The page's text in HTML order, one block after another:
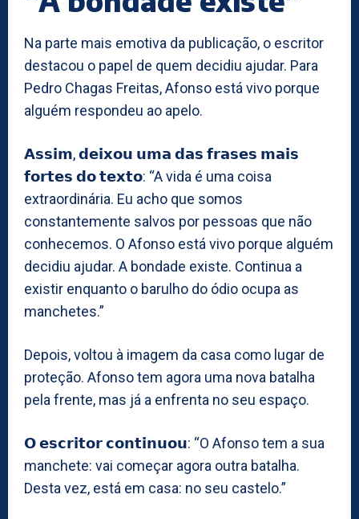
Na parte mais emotiva da publicação, o escritor
destacou o papel de quem decidiu ajudar. Para
Pedro Chagas Freitas, Afonso está vivo porque
alguém respondeu ao apelo.
𝗔𝘀𝘀𝗶𝗺, 𝗱𝗲𝗶𝘅𝗼𝘂 𝘂𝗺𝗮 𝗱𝗮𝘀 𝗳𝗿𝗮𝘀𝗲𝘀 𝗺𝗮𝗶𝘀
𝗳𝗼𝗿𝘁𝗲𝘀 𝗱𝗼 𝘁𝗲𝘅𝘁𝗼: “A vida é uma coisa
extraordinária. Eu acho que somos
constantemente salvos por pessoas que não
conhecemos. O Afonso está vivo porque alguém
decidiu ajudar. A bondade existe. Continua a
existir enquanto o barulho do ódio ocupa as
manchetes.”
Depois, voltou à imagem da casa como lugar de
proteção. Afonso tem agora uma nova batalha
pela frente, mas já a enfrenta no seu espaço.
𝗢 𝗲𝘀𝗰𝗿𝗶𝘁𝗼𝗿 𝗰𝗼𝗻𝘁𝗶𝗻𝘂𝗼𝘂: “O Afonso tem a sua
manchete: vai começar agora outra batalha.
Desta vez, está em casa: no seu castelo.”